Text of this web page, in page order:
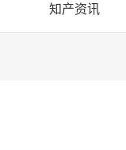
知产资讯